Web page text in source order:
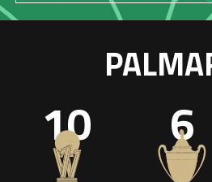
10 6